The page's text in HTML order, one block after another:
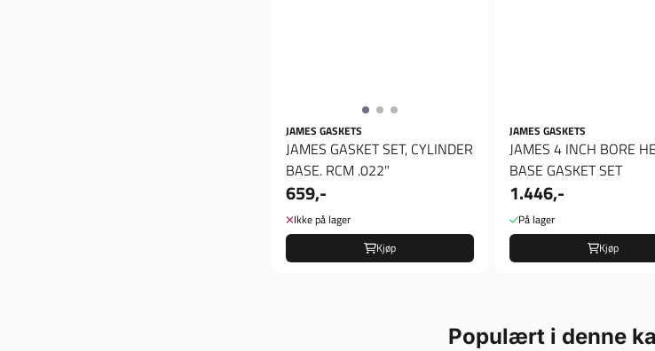
JAMES GASKETS
JAMES GASKET SET, CYLINDER
BASE. RCM .022"
659,-
Ikke på lager
Kjøp
JAMES GASKETS
JAMES 4 INCH BORE
BASE GASKET SET
1.446,-
På lager
Kjøp
Populært i denne